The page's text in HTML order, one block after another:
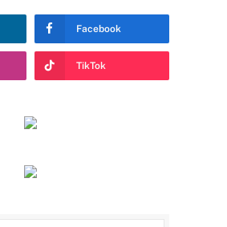
Facebook
TikTok